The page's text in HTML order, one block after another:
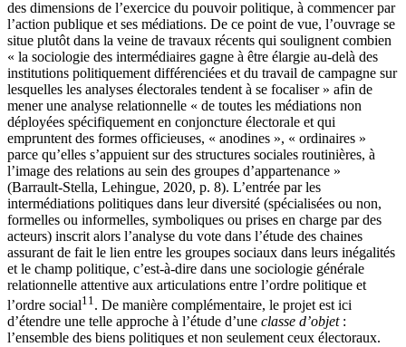
des dimensions de l’exercice du pouvoir politique, à commencer par
l’action publique et ses médiations. De ce point de vue, l’ouvrage se
situe plutôt dans la veine de travaux récents qui soulignent combien
« la sociologie des intermédiaires gagne à être élargie au-delà des
institutions politiquement différenciées et du travail de campagne sur
lesquelles les analyses électorales tendent à se focaliser » afin de
mener une analyse relationnelle « de toutes les médiations non
déployées spécifiquement en conjoncture électorale et qui
empruntent des formes officieuses, « anodines », « ordinaires »
parce qu’elles s’appuient sur des structures sociales routinières, à
l’image des relations au sein des groupes d’appartenance »
(Barrault-Stella, Lehingue, 2020, p. 8). L’entrée par les
intermédiations politiques dans leur diversité (spécialisées ou non,
formelles ou informelles, symboliques ou prises en charge par des
acteurs) inscrit alors l’analyse du vote dans l’étude des chaines
assurant de fait le lien entre les groupes sociaux dans leurs inégalités
et le champ politique, c’est-à-dire dans une sociologie générale
relationnelle attentive aux articulations entre l’ordre politique et
l’ordre social11 . De manière complémentaire, le projet est ici
d’étendre une telle approche à l’étude d’une classe d’objet :
l’ensemble des biens politiques et non seulement ceux électoraux.